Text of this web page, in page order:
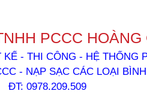
PCCC HOÀNG
- THI CÔNG - HỆ THỐNG
- NẠP SẠC CÁC LOẠI
ĐT: 0978.209.509